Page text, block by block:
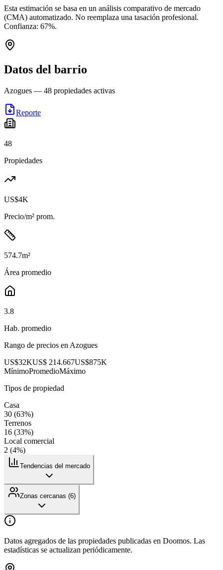
Esta estimación se basa en un análisis comparativo de mercado
(CMA) automatizado. No reemplaza una tasación profesional.
Confianza: 67%.
Datos del barrio
Azogues — 48 propiedades activas
Reporte
48
Propiedades
US$4K
Precio/m² prom.
574.7m²
Área promedio
3.8
Hab. promedio
Rango de precios en Azogues
US$32KUS$ 214.667US$875K
MínimoPromedioMáximo
Tipos de propiedad
Casa
30 (63%)
Terrenos
16 (33%)
Local comercial
2 (4%)
Tendencias del mercado
Zonas cercanas (6)
Datos agregados de las propiedades publicadas en Doomos. Las
estadísticas se actualizan periódicamente.